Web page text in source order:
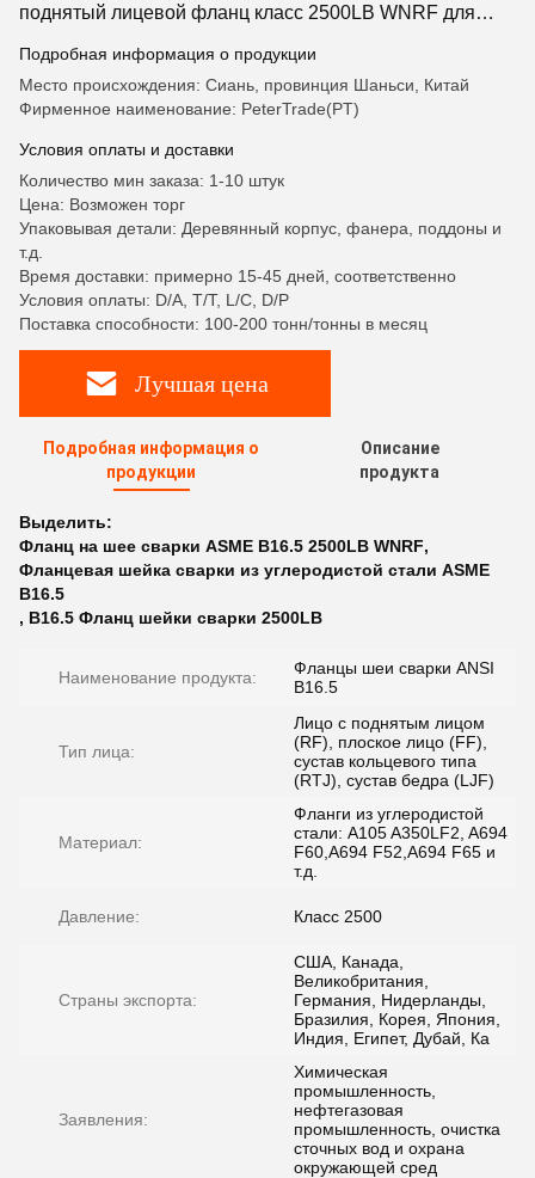
поднятый лицевой фланц класс 2500LB WNRF для
Подробная информация о продукции
Место происхождения: Сиань, провинция Шаньси, Китай
Фирменное наименование: PeterTrade(PT)
Условия оплаты и доставки
Количество мин заказа: 1-10 штук
Цена: Возможен торг
Упаковывая детали: Деревянный корпус, фанера, поддоны и
т.д.
Время доставки: примерно 15-45 дней, соответственно
Условия оплаты: D/A, T/T, L/C, D/P
Поставка способности: 100-200 тонн/тонны в месяц
Лучшая цена
Подробная информация о
продукции
Описание
продукта
Выделить:
Фланц на шее сварки ASME B16.5 2500LB WNRF,
Фланцевая шейка сварки из углеродистой стали ASME
B16.5
, B16.5 Фланц шейки сварки 2500LB
Наименование продукта:
Фланцы шеи сварки ANSI
B16.5
Тип лица:
Лицо с поднятым лицом
(RF), плоское лицо (FF),
сустав кольцевого типа
(RTJ), сустав бедра (LJF)
Материал:
Фланги из углеродистой
стали: A105 A350LF2, A694
F60,A694 F52,A694 F65 и
т.д.
Давление: Класс 2500
Страны экспорта:
США, Канада,
Великобритания,
Германия, Нидерланды,
Бразилия, Корея, Япония,
Индия, Египет, Дубай, Ка
Заявления:
Химическая
промышленность,
нефтегазовая
промышленность, очистка
сточных вод и охрана
окружающей сред